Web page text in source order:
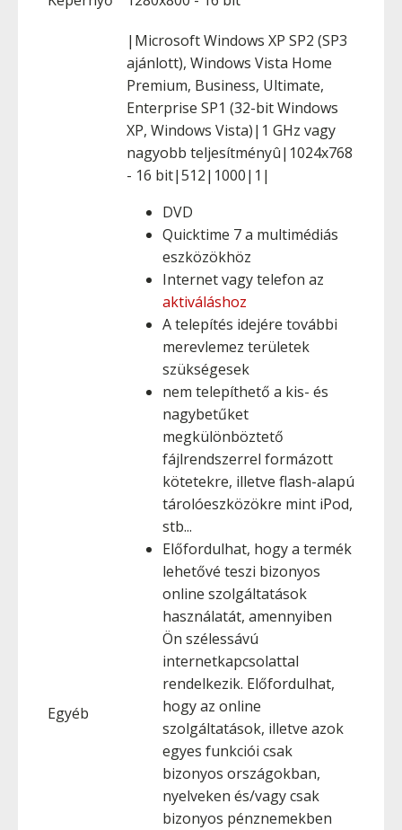
Egyéb
|Microsoft Windows XP SP2 (SP3
ajánlott), Windows Vista Home
Premium, Business, Ultimate,
Enterprise SP1 (32-bit Windows
XP, Windows Vista)|1 GHz vagy
nagyobb teljesítményû|1024x768
- 16 bit|512|1000|1|
DVD
Quicktime 7 a multimédiás
eszközökhöz
Internet vagy telefon az
aktiváláshoz
A telepítés idejére további
merevlemez területek
szükségesek
nem telepíthető a kis- és
nagybetűket
megkülönböztető
fájlrendszerrel formázott
kötetekre, illetve flash-alapú
tárolóeszközökre mint iPod,
stb...
Előfordulhat, hogy a termék
lehetővé teszi bizonyos
online szolgáltatások
használatát, amennyiben
Ön szélessávú
internetkapcsolattal
rendelkezik. Előfordulhat,
hogy az online
szolgáltatások, illetve azok
egyes funkciói csak
bizonyos országokban,
nyelveken és/vagy csak
bizonyos pénznemekben